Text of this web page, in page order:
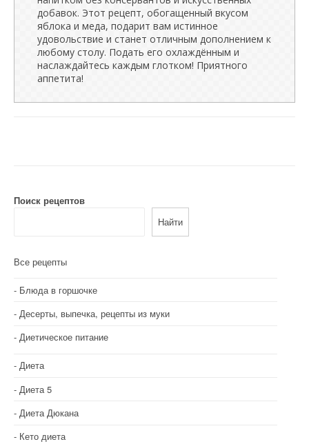
добавок. Этот рецепт, обогащенный вкусом
яблока и меда, подарит вам истинное
удовольствие и станет отличным дополнением к
любому столу. Подать его охлаждённым и
наслаждайтесь каждым глотком! Приятного
аппетита!
Поиск рецептов
Найти
Все рецепты
Блюда в горшочке
Десерты, выпечка, рецепты из муки
Диетическое питание
Диета
Диета 5
Диета Дюкана
Кето диета